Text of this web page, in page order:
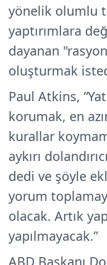
yönelik olumlu
yaptırımlara
dayanan
oluşturmak
Paul Atkins,
korumak, en
kurallar
aykırı
dedi ve şöyle
yorum
olacak. Artık
yapılmayacak.”
ABD Başkanı